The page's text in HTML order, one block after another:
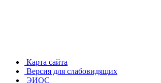
Карта сайта
Версия для слабовидящих
ЭИОС